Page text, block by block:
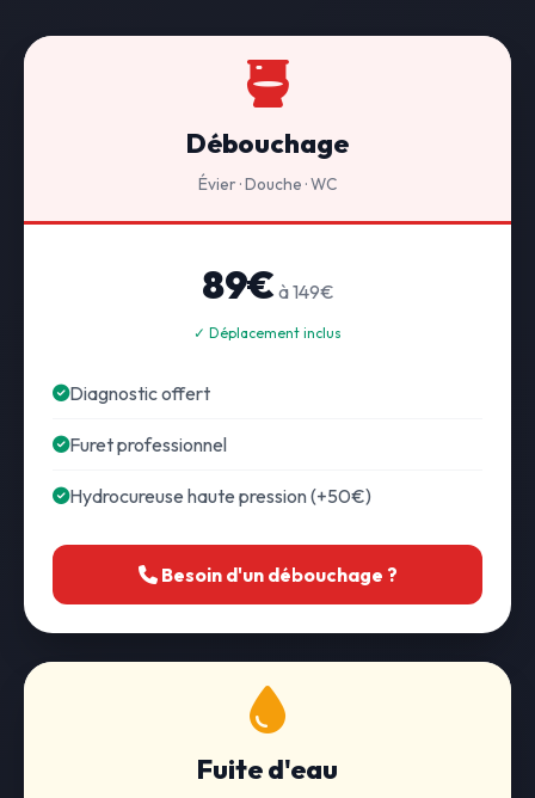
Débouchage
Évier · Douche · WC
89€ à 149€
✓ Déplacement inclus
Diagnostic offert
Furet professionnel
Hydrocureuse haute pression (+50€)
Besoin d'un débouchage ?
Fuite d'eau